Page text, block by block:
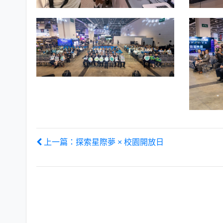
上一篇：探索星際夢 × 校園開放日